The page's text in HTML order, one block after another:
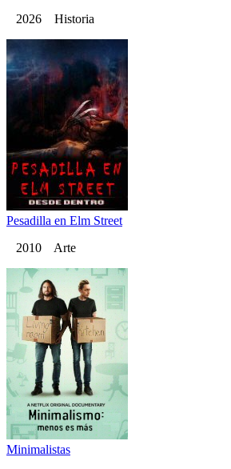
2026 Historia
Pesadilla en Elm Street
2010 Arte
Minimalistas